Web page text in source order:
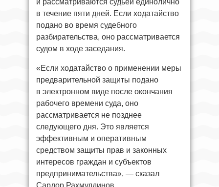
в течение пяти дней. Если ходатайство
подано во время судебного
разбирательства, оно рассматривается
судом в ходе заседания.
«Если ходатайство о применении меры
предварительной защиты подано
в электронном виде после окончания
рабочего времени суда, оно
рассматривается не позднее
следующего дня. Это является
эффективным и оперативным
средством защиты прав и законных
интересов граждан и субъектов
предпринимательства», — сказал
Сардор Рахмуддинов.